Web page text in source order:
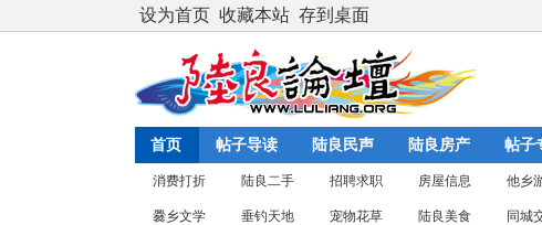
设为首页 收藏本站 存到桌面
首页 帖子导读 陆良民声 陆良房产 帖子
消费打折 陆良二手 招聘求职 房屋信息 他乡
爨乡文学 垂钓天地 宠物花草 陆良美食 同城